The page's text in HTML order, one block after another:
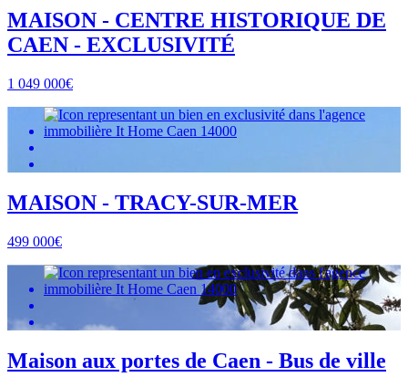
MAISON - CENTRE HISTORIQUE DE
CAEN - EXCLUSIVITÉ
1 049 000€
MAISON - TRACY-SUR-MER
499 000€
Maison aux portes de Caen - Bus de ville